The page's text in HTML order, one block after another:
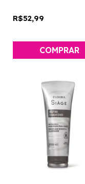
R$52,99